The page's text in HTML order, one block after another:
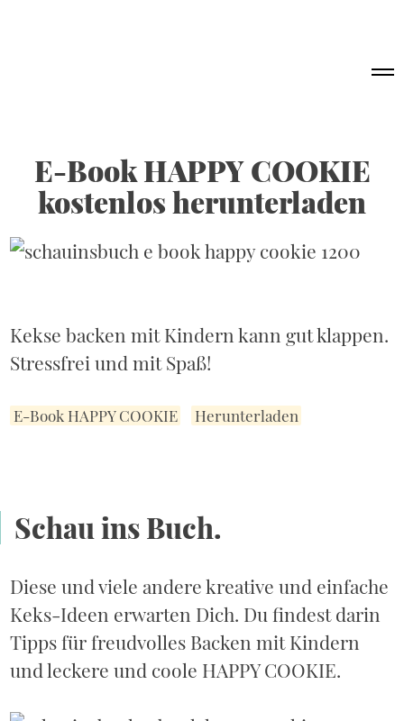
E-Book HAPPY COOKIE
kostenlos herunterladen
Kekse backen mit Kindern kann gut klappen.
Stressfrei und mit Spaß!
E-Book HAPPY COOKIE Herunterladen
Schau ins Buch.
Diese und viele andere kreative und einfache
Keks-Ideen erwarten Dich. Du findest darin
Tipps für freudvolles Backen mit Kindern
und leckere und coole HAPPY COOKIE.